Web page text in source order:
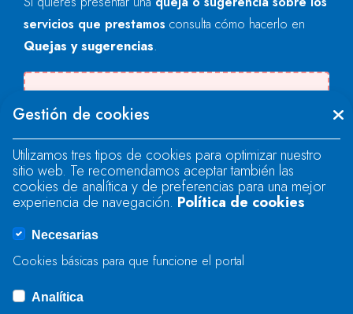
servicios que prestamos consulta cómo hacerlo en
Quejas y sugerencias.
"text".
Se produjo un error al cargar el campo
"text".
Se produjo un error al cargar el campo
Gestión de cookies
Utilizamos tres tipos de cookies para optimizar nuestro
sitio web. Te recomendamos aceptar también las
cookies de analítica y de preferencias para una mejor
experiencia de navegación. Política de cookies
Necesarias
Cookies básicas para que funcione el portal
Analítica